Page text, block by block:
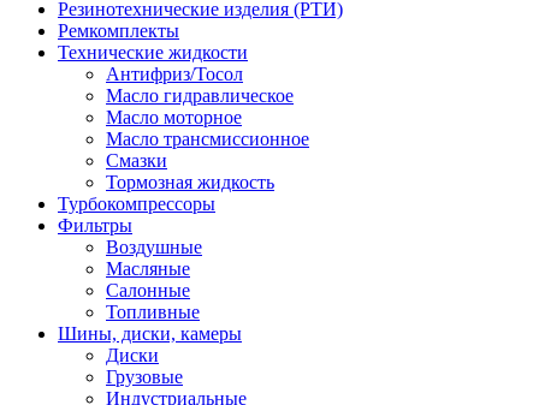
Резинотехнические изделия (РТИ)
Ремкомплекты
Технические жидкости
Антифриз/Тосол
Масло гидравлическое
Масло моторное
Масло трансмиссионное
Смазки
Тормозная жидкость
Турбокомпрессоры
Фильтры
Воздушные
Масляные
Салонные
Топливные
Шины, диски, камеры
Диски
Грузовые
Индустриальные